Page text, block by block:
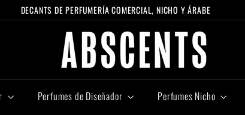
diapositivas
pausa
DECANTS DE PERFUMERÍA COMERCIAL, NICHO Y ÁRABE
A
B
S
C
Perfumes de Diseñador Perfumes Nicho